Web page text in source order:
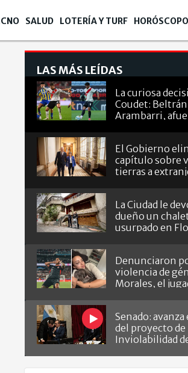
SALUD LOTERÍA Y TURF HORÓSCOPO
LAS MÁS LEÍDAS
La curiosa
Coudet:
Arambarri,
El Gobierno
capítulo sobre
tierras a
La Ciudad le
dueño un
usurpado en
Denunciaron
violencia de
Morales, el
Senado: avanza
del proyecto de
Inviolabilidad